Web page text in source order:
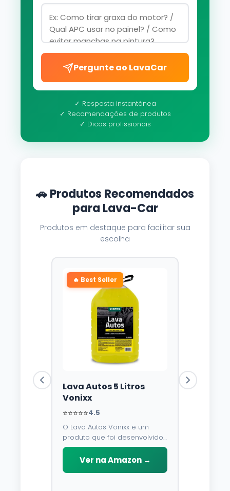
Pergunte ao LavaCar
✓ Resposta instantânea
✓ Recomendações de produtos
✓ Dicas profissionais
🚗 Produtos Recomendados
para Lava-Car
Produtos em destaque para facilitar sua
escolha
🔥 Best Seller
Lava Autos 5 Litros
Vonixx
⭐⭐⭐⭐⭐4.5
O Lava Autos Vonixx e um
produto que foi desenvolvido
para limpar, proteger e
conservar a lataria do veiculo.
Por possuir pH neutro, pode
Ver na Amazon →